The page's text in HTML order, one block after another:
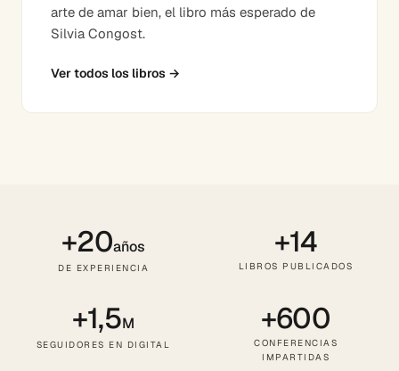
arte de amar bien, el libro más esperado de
Silvia Congost.
Ver todos los libros →
+20años
DE EXPERIENCIA
+14
LIBROS PUBLICADOS
+1,5M
SEGUIDORES EN DIGITAL
+600
CONFERENCIAS
IMPARTIDAS